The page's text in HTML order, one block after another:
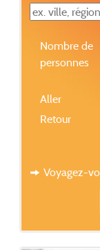
Nombre de
personnes
Aller
Retour
Voyagez-